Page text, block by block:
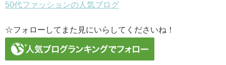
50代ファッションの人気ブログ
☆フォローしてまた見にいらしてくださいね！